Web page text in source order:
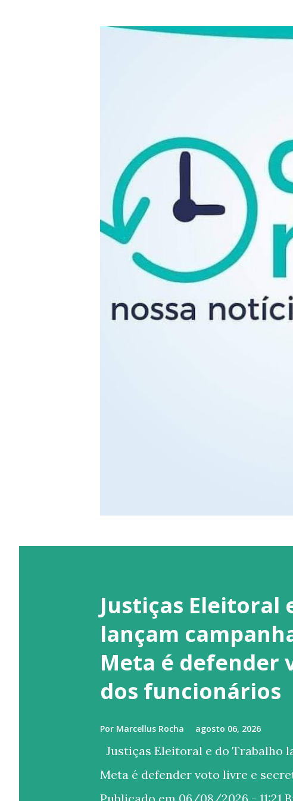
Justiças Eleitoral
lançam
Meta é defender
dos funcionários
Por Marcellus Rocha agosto 06, 2026
Justiças Eleitoral e do Trabalho
Meta é defender voto livre e